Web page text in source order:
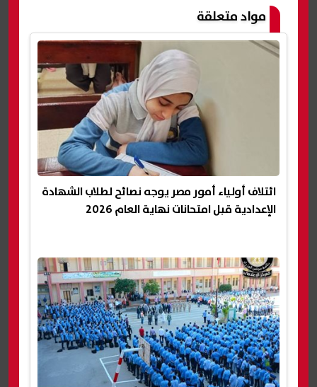
مواد متعلقة
ائتلاف أولياء أمور مصر يوجه نصائح لطلاب الشهادة
الإعدادية قبل امتحانات نهاية العام 2026